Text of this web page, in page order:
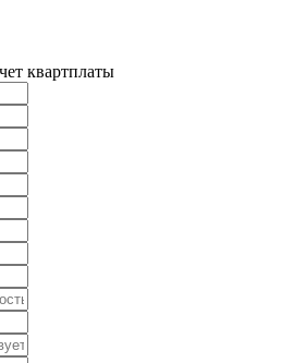
квартплаты